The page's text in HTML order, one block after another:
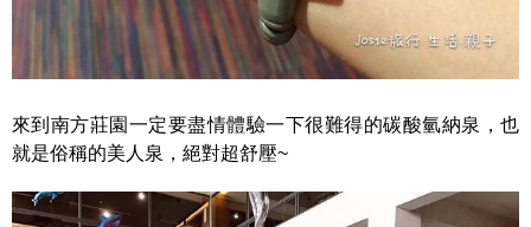
來到南方莊園一定要盡情體驗一下很難得的碳酸氫納泉，也
就是俗稱的美人泉，絕對超舒壓~